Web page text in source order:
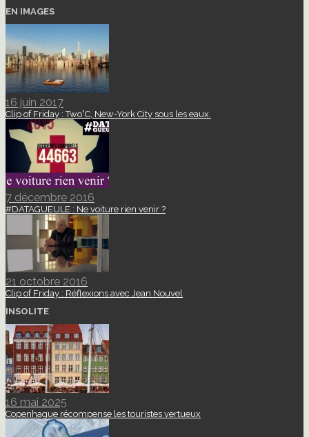
EN IMAGES
16 juin 2017
Clip of Friday : Two°C, New-York City sous les eaux.
7 décembre 2016
#DATAGUEULE : Ne voiture rien venir ?
21 octobre 2016
Clip of Friday : Réflexions avec Jean Nouvel
INSOLITE
16 mai 2025
Copenhague récompense les touristes vertueux